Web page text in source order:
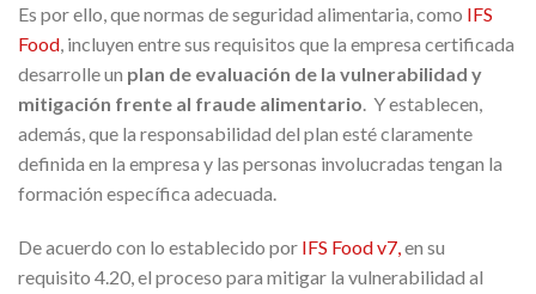
Es por ello, que normas de seguridad alimentaria, como IFS
Food , incluyen entre sus requisitos que la empresa certificada
desarrolle un plan de evaluación de la vulnerabilidad y
mitigación frente al fraude alimentario . Y establecen,
además, que la responsabilidad del plan esté claramente
definida en la empresa y las personas involucradas tengan la
formación específica adecuada.
De acuerdo con lo establecido por IFS Food v7,en su
requisito 4.20, el proceso para mitigar la vulnerabilidad al